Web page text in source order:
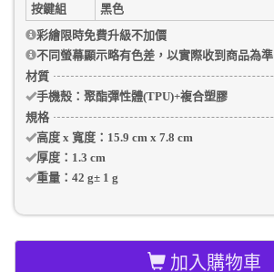
按鍵組
黑色
彩繪限時免費升級不加價
不同螢幕顯示略有色差，以實際收到商品為準
材質
手機殼：聚酯彈性體(TPU)+複合塑膠
規格
高度 x 寬度： 15.9 cm x 7.8 cm
厚度： 1.3 cm
重量： 42 g±1 g
加入購物車